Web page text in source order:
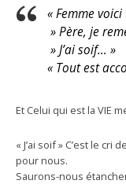
« Femme
» Père, je
» J’ai soif… »
« Tout est
Et Celui qui est la VIE
« J’ai soif » C’est le
pour nous.
Saurons-nous